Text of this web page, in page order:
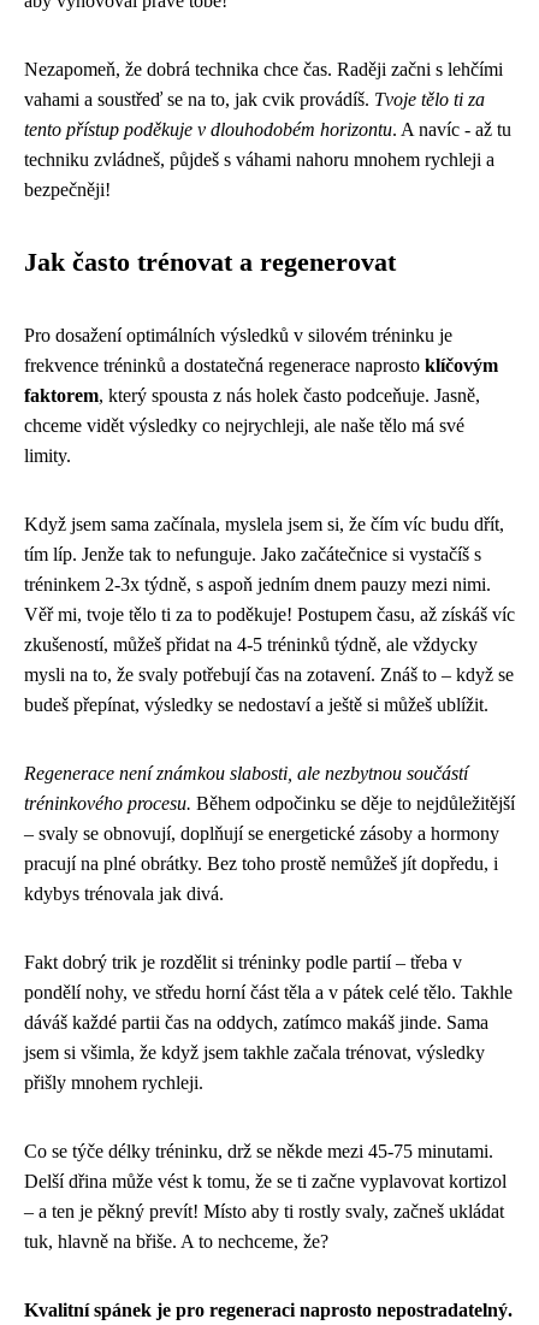
Nezapomeň, že dobrá technika chce čas. Raději začni s lehčími
vahami a soustřeď se na to, jak cvik provádíš. Tvoje tělo ti za
tento přístup poděkuje v dlouhodobém horizontu. A navíc - až tu
techniku zvládneš, půjdeš s váhami nahoru mnohem rychleji a
bezpečněji!
Jak často trénovat a regenerovat
Pro dosažení optimálních výsledků v silovém tréninku je
frekvence tréninků a dostatečná regenerace naprosto klíčovým
faktorem, který spousta z nás holek často podceňuje. Jasně,
chceme vidět výsledky co nejrychleji, ale naše tělo má své
limity.
Když jsem sama začínala, myslela jsem si, že čím víc budu dřít,
tím líp. Jenže tak to nefunguje. Jako začátečnice si vystačíš s
tréninkem 2-3x týdně, s aspoň jedním dnem pauzy mezi nimi.
Věř mi, tvoje tělo ti za to poděkuje! Postupem času, až získáš víc
zkušeností, můžeš přidat na 4-5 tréninků týdně, ale vždycky
mysli na to, že svaly potřebují čas na zotavení. Znáš to – když se
budeš přepínat, výsledky se nedostaví a ještě si můžeš ublížit.
Regenerace není známkou slabosti, ale nezbytnou součástí
tréninkového procesu. Během odpočinku se děje to nejdůležitější
– svaly se obnovují, doplňují se energetické zásoby a hormony
pracují na plné obrátky. Bez toho prostě nemůžeš jít dopředu, i
kdybys trénovala jak divá.
Fakt dobrý trik je rozdělit si tréninky podle partií – třeba v
pondělí nohy, ve středu horní část těla a v pátek celé tělo. Takhle
dáváš každé partii čas na oddych, zatímco makáš jinde. Sama
jsem si všimla, že když jsem takhle začala trénovat, výsledky
přišly mnohem rychleji.
Co se týče délky tréninku, drž se někde mezi 45-75 minutami.
Delší dřina může vést k tomu, že se ti začne vyplavovat kortizol
– a ten je pěkný prevít! Místo aby ti rostly svaly, začneš ukládat
tuk, hlavně na břiše. A to nechceme, že?
Kvalitní spánek je pro regeneraci naprosto nepostradatelný.